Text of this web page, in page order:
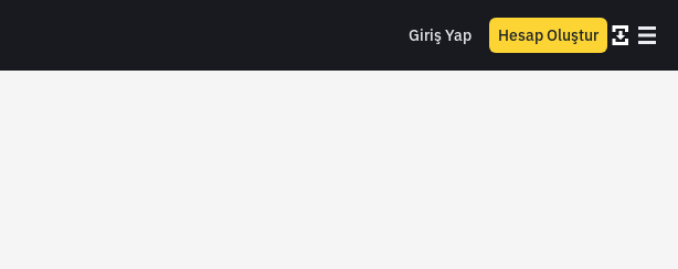
Giriş Yap Hesap Oluştur